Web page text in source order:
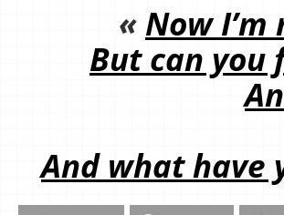
« Now
But can you
And what have